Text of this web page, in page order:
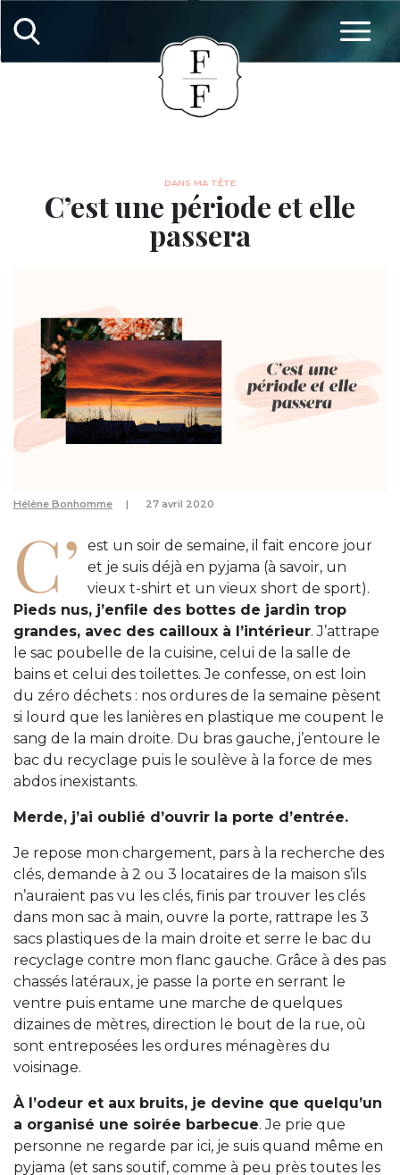
DANS MA TÊTE
C’est une période et elle
passera
Hélène Bonhomme 27 avril 2020
C’
est un soir de semaine, il fait encore jour
et je suis déjà en pyjama (à savoir, un
vieux t-shirt et un vieux short de sport).
Pieds nus, j’enfile des bottes de jardin trop
grandes, avec des cailloux à l’intérieur. J’attrape
le sac poubelle de la cuisine, celui de la salle de
bains et celui des toilettes. Je confesse, on est loin
du zéro déchets : nos ordures de la semaine pèsent
si lourd que les lanières en plastique me coupent le
sang de la main droite. Du bras gauche, j’entoure le
bac du recyclage puis le soulève à la force de mes
abdos inexistants.
Merde, j’ai oublié d’ouvrir la porte d’entrée.
Je repose mon chargement, pars à la recherche des
clés, demande à 2 ou 3 locataires de la maison s’ils
n’auraient pas vu les clés, finis par trouver les clés
dans mon sac à main, ouvre la porte, rattrape les 3
sacs plastiques de la main droite et serre le bac du
recyclage contre mon flanc gauche. Grâce à des pas
chassés latéraux, je passe la porte en serrant le
ventre puis entame une marche de quelques
dizaines de mètres, direction le bout de la rue, où
sont entreposées les ordures ménagères du
voisinage.
À l’odeur et aux bruits, je devine que quelqu’un
a organisé une soirée barbecue. Je prie que
personne ne regarde par ici, je suis quand même en
pyjama (et sans soutif, comme à peu près toutes les